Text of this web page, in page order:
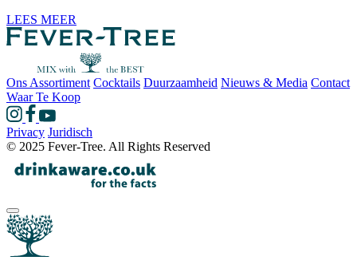
LEES MEER
Ons Assortiment Cocktails Duurzaamheid Nieuws & Media Contact
Waar Te Koop
Privacy Juridisch
© 2025 Fever-Tree. All Rights Reserved